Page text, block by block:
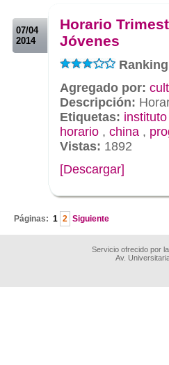
07/04
2014
Horario
Jóvenes
Agregado por:
Descripción:
Etiquetas:
horario , china ,
Vistas: 1892
[Descargar]
Páginas: 1 2 Siguiente
Servicio ofrecido por
Av.